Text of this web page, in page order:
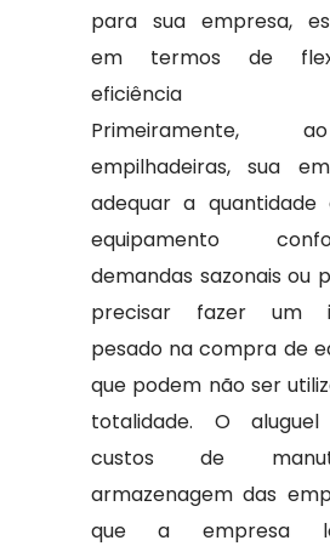
para sua empresa,
em termos de
eficiência
Primeiramente,
empilhadeiras, sua
adequar a
equipamento
demandas sazonais ou
precisar fazer um
pesado na compra de
que podem não ser
totalidade. O
custos de
armazenagem das
que a empresa